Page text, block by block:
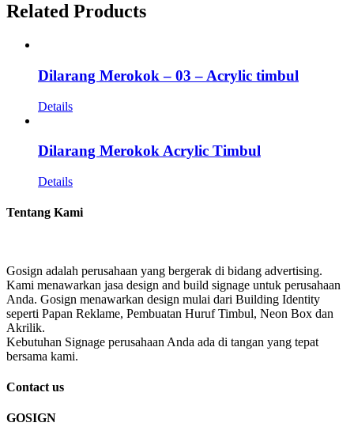
Related Products
Dilarang Merokok – 03 – Acrylic timbul
Details
Dilarang Merokok Acrylic Timbul
Details
Tentang Kami
Gosign adalah perusahaan yang bergerak di bidang advertising.
Kami menawarkan jasa design and build signage untuk perusahaan
Anda. Gosign menawarkan design mulai dari Building Identity
seperti Papan Reklame, Pembuatan Huruf Timbul, Neon Box dan
Akrilik.
Kebutuhan Signage perusahaan Anda ada di tangan yang tepat
bersama kami.
Contact us
GOSIGN